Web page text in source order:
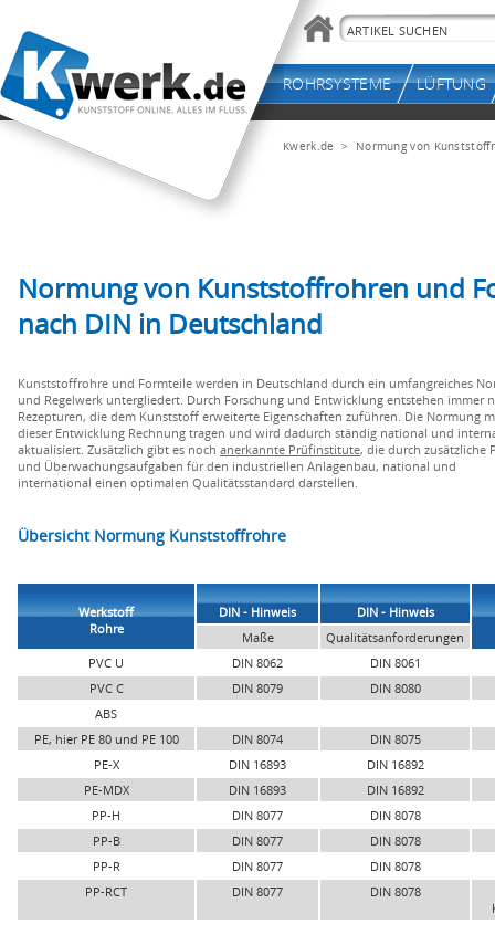
Kwerk.de > Normung von
Normung von Kunststoffrohren und
nach DIN in Deutschland
Kunststoffrohre und Formteile werden in Deutschland durch ein umfangreiches
und Regelwerk untergliedert. Durch Forschung und Entwicklung entstehen immer
Rezepturen, die dem Kunststoff erweiterte Eigenschaften zuführen. Die Normung
dieser Entwicklung Rechnung tragen und wird dadurch ständig national und
aktualisiert. Zusätzlich gibt es noch anerkannte Prüfinstitute, die durch zusätzliche
und Überwachungsaufgaben für den industriellen Anlagenbau, national und
international einen optimalen Qualitätsstandard darstellen.
Übersicht Normung Kunststoffrohre
Werkstoff
Rohre
DIN - Hinweis
DIN - Hinweis
Maße
Qualitätsanforderungen
PVC U
DIN 8062
DIN 8061
PVC C
DIN 8079
DIN 8080
ABS
PE, hier PE 80 und PE 100
DIN 8074
DIN 8075
PE-X
DIN 16893
DIN 16892
PE-MDX
DIN 16893
DIN 16892
PP-H
DIN 8077
DIN 8078
PP-B
DIN 8077
DIN 8078
PP-R
DIN 8077
DIN 8078
PP-RCT
DIN 8077
DIN 8078